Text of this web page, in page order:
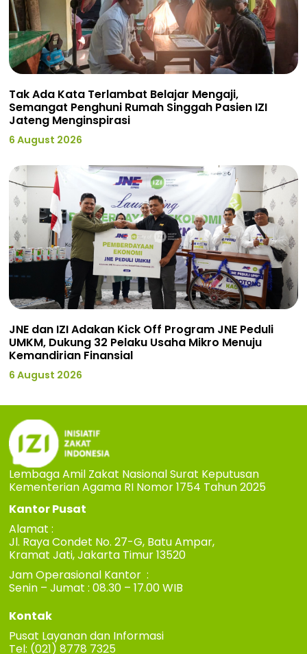
Tak Ada Kata Terlambat Belajar Mengaji,
Semangat Penghuni Rumah Singgah Pasien IZI
Jateng Menginspirasi
6 August 2026
JNE dan IZI Adakan Kick Off Program JNE Peduli
UMKM, Dukung 32 Pelaku Usaha Mikro Menuju
Kemandirian Finansial
6 August 2026
Lembaga Amil Zakat Nasional Surat Keputusan
Kementerian Agama RI Nomor 1754 Tahun 2025
Kantor Pusat
Alamat :
Jl. Raya Condet No. 27-G, Batu Ampar,
Kramat Jati, Jakarta Timur 13520
Jam Operasional Kantor :
Senin – Jumat : 08.30 – 17.00 WIB
Kontak
Pusat Layanan dan Informasi
Tel: (021) 8778 7325